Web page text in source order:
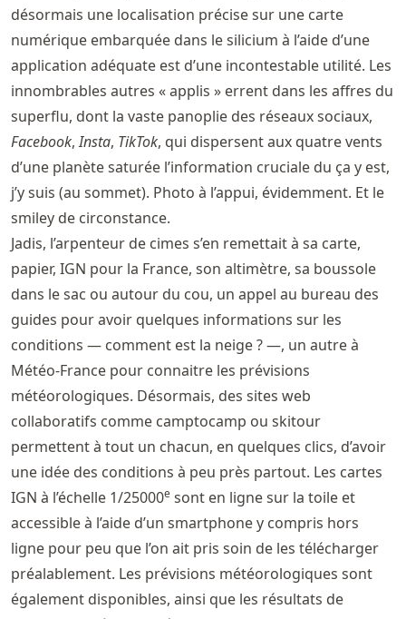
désormais une localisation précise sur une carte
numérique embarquée dans le silicium à l’aide d’une
application adéquate est d’une incontestable utilité. Les
innombrables autres « applis » errent dans les affres du
superflu, dont la vaste panoplie des réseaux sociaux,
Facebook,Insta, TikTok, qui dispersent aux quatre vents
d’une planète saturée l’information cruciale du ça y est,
j’y suis (au sommet). Photo à l’appui, évidemment. Et le
smiley de circonstance.
Jadis, l’arpenteur de cimes s’en remettait à sa carte,
papier, IGN pour la France, son altimètre, sa boussole
dans le sac ou autour du cou, un appel au bureau des
guides pour avoir quelques informations sur les
conditions — comment est la neige ? —, un autre à
Météo-France pour connaitre les prévisions
météorologiques. Désormais, des sites web
collaboratifs comme camptocamp ou skitour
permettent à tout un chacun, en quelques clics, d’avoir
une idée des conditions à peu près partout. Les cartes
IGN à l’échelle 1/25000e sont en ligne sur la toile et
accessible à l’aide d’un smartphone y compris hors
ligne pour peu que l’on ait pris soin de les télécharger
préalablement. Les prévisions météorologiques sont
également disponibles, ainsi que les résultats de